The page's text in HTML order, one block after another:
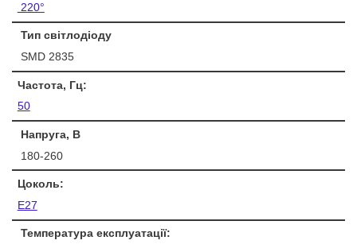
220°
Тип світлодіоду
SMD 2835
Частота, Гц:
50
Напруга, В
180-260
Цоколь:
E27
Температура експлуатації: